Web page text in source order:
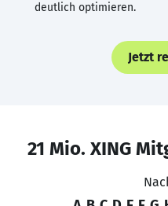
deutlich optimieren.
Jetzt
21 Mio. XING